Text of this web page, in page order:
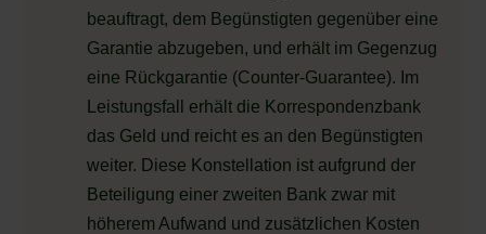
beauftragt, dem Begünstigten gegenüber eine
Garantie abzugeben, und erhält im Gegenzug
eine Rückgarantie (Counter-Guarantee). Im
Leistungsfall erhält die Korrespondenzbank
das Geld und reicht es an den Begünstigten
weiter. Diese Konstellation ist aufgrund der
Beteiligung einer zweiten Bank zwar mit
höherem Aufwand und zusätzlichen Kosten